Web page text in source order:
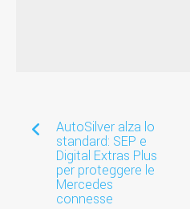
AutoSilver alza lo
standard: SEP e
Digital Extras Plus
per proteggere le
Mercedes
connesse